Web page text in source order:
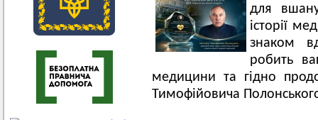
для
історії
знаком
робить
медицини та гідно
Тимофійовича